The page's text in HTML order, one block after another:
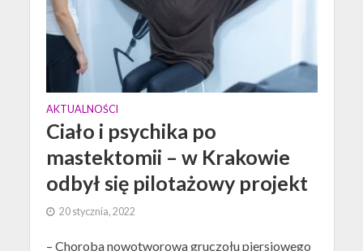
AKTUALNOŚCI
Ciało i psychika po
mastektomii – w Krakowie
odbył się pilotażowy projekt
20 stycznia, 2022
– Choroba nowotworowa gruczołu piersiowego